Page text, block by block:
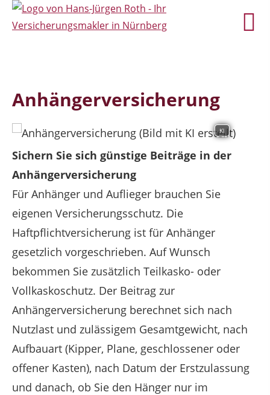
Anhängerversicherung
KI
Sichern Sie sich günstige Beiträge in der
Anhängerversicherung
Für Anhänger und Auflieger brauchen Sie
eigenen Versicherungsschutz. Die
Haftpflichtversicherung ist für Anhänger
gesetzlich vorgeschrieben. Auf Wunsch
bekommen Sie zusätzlich Teilkasko- oder
Vollkaskoschutz. Der Beitrag zur
Anhängerversicherung berechnet sich nach
Nutzlast und zulässigem Gesamtgewicht, nach
Aufbauart (Kipper, Plane, geschlossener oder
offener Kasten), nach Datum der Erstzulassung
und danach, ob Sie den Hänger nur im